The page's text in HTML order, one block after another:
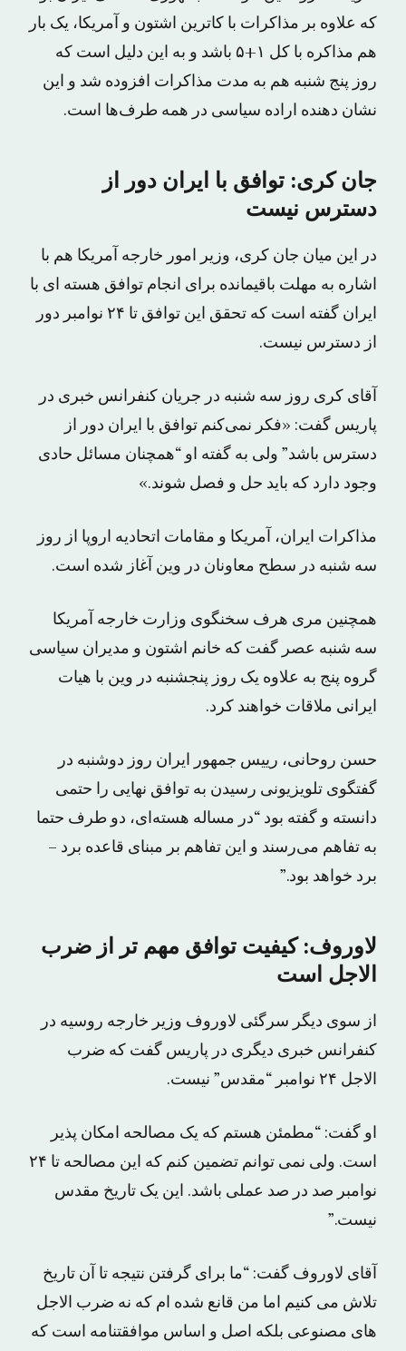
که علاوه بر مذاکرات با کاترین اشتون و آمریکا، یک بار
هم مذاکره با کل ۱+۵ باشد و به این دلیل است که
روز پنج شنبه هم به مدت مذاکرات افزوده شد و این
نشان دهنده اراده سیاسی در همه طرف‌ها است.
جان کری: توافق با ایران دور از
دسترس نیست
در این میان جان کری، وزیر امور خارجه آمریکا هم با
اشاره به مهلت باقیمانده برای انجام توافق هسته ای با
ایران گفته است که تحقق این توافق تا ۲۴ نوامبر دور
از دسترس نیست.
آقای کری روز سه شنبه در جریان کنفرانس خبری در
پاریس گفت: «فکر نمی‌کنم توافق با ایران دور از
دسترس باشد” ولی به گفته او “همچنان مسائل حادی
وجود دارد که باید حل و فصل شوند.»
مذاکرات ایران، آمریکا و مقامات اتحادیه اروپا از روز
سه شنبه در سطح معاونان در وین آغاز شده است.
همچنین مری هرف سخنگوی وزارت خارجه آمریکا
سه شنبه عصر گفت که خانم اشتون و مدیران سیاسی
گروه پنج به علاوه یک روز پنجشنبه در وین با هیات
ایرانی ملاقات خواهند کرد.
حسن روحانی، رییس جمهور ایران روز دوشنبه در
گفتگوی تلویزیونی رسیدن به توافق نهایی را حتمی
دانسته و گفته بود “در مساله هسته‌ای، دو طرف حتما
به تفاهم می‌رسند و این تفاهم بر مبنای قاعده برد –
برد خواهد بود.”
لاوروف: کیفیت توافق مهم تر از ضرب
الاجل است
از سوی دیگر سرگئی لاوروف وزیر خارجه روسیه در
کنفرانس خبری دیگری در پاریس گفت که ضرب
الاجل ۲۴ نوامبر “مقدس” نیست.
او گفت: “مطمئن هستم که یک مصالحه امکان پذیر
است. ولی نمی توانم تضمین کنم که این مصالحه تا ۲۴
نوامبر صد در صد عملی باشد. این یک تاریخ مقدس
نیست.”
آقای لاوروف گفت:‌ “ما برای گرفتن نتیجه تا آن تاریخ
تلاش می کنیم اما من قانع شده ام که نه ضرب الاجل
های مصنوعی بلکه اصل و اساس موافقتنامه است که